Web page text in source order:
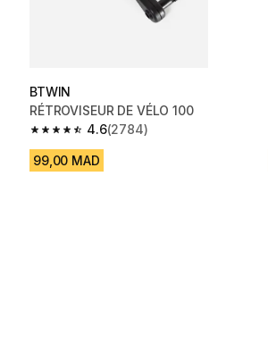
BTWIN
RÉTROVISEUR DE VÉLO 100
4.6
4.6 out of 5 stars from 2784 reviews
(2784)
99,00 MAD